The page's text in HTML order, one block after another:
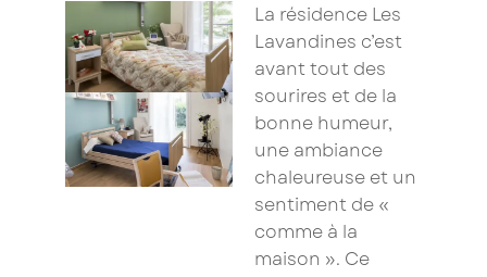
La résidence Les
Lavandines c’est
avant tout des
sourires et de la
bonne humeur,
une ambiance
chaleureuse et un
sentiment de «
comme à la
maison ». Ce